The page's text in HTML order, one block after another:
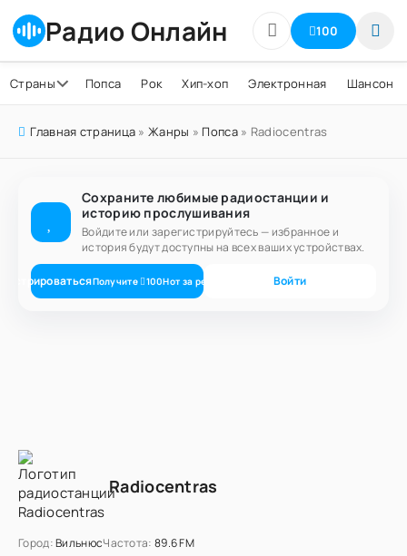
Радио Онлайн 100
Страны Попса Рок Хип-хоп Электронная Шансон
Главная страница »Жанры » Попса» Radiocentras
Сохраните любимые радиостанции и
историю прослушивания
Войдите или зарегистрируйтесь — избранное и
история будут доступны на всех ваших устройствах.
Получите 100Нот за регистрацию Войти
Radiocentras
Город:ВильнюсЧастота: 89.6 FM